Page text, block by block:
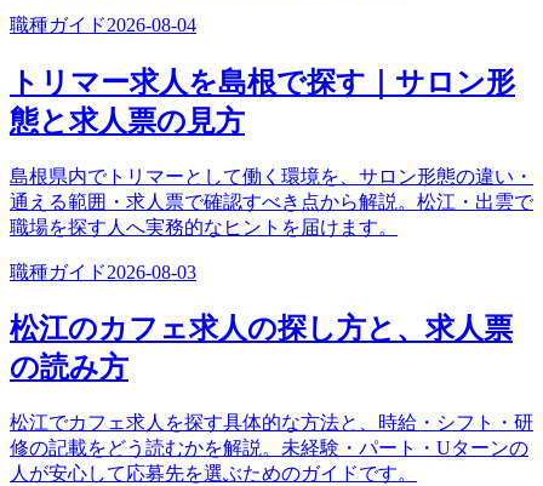
職種ガイド2026-08-04
トリマー求人を島根で探す｜サロン形
態と求人票の見方
島根県内でトリマーとして働く環境を、サロン形態の違い・
通える範囲・求人票で確認すべき点から解説。松江・出雲で
職場を探す人へ実務的なヒントを届けます。
職種ガイド2026-08-03
松江のカフェ求人の探し方と、求人票
の読み方
松江でカフェ求人を探す具体的な方法と、時給・シフト・研
修の記載をどう読むかを解説。未経験・パート・Uターンの
人が安心して応募先を選ぶためのガイドです。